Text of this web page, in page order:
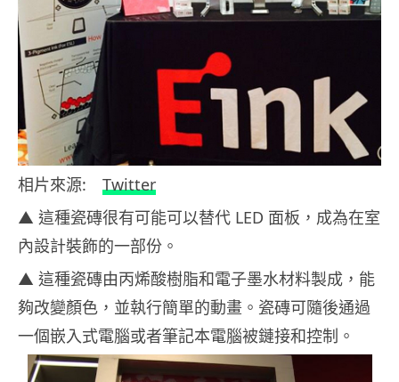
相片來源: Twitter
▲ 這種瓷磚很有可能可以替代 LED 面板，成為在室
內設計裝飾的一部份。
▲ 這種瓷磚由丙烯酸樹脂和電子墨水材料製成，能
夠改變顏色，並執行簡單的動畫。瓷磚可隨後通過
一個嵌入式電腦或者筆記本電腦被鏈接和控制。